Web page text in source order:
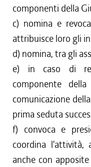
componenti della
c) nomina e
attribuisce loro gli
d) nomina, tra gli
e) in caso di
componente
comunicazione
prima seduta
f) convoca e
coordina l'attività,
anche con